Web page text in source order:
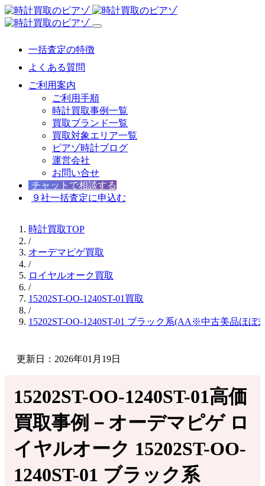
一括査定の特徴
よくある質問
ご利用案内
ご利用手順
時計買取事例一覧
買取ブランド一覧
買取対象エリア一覧
ピアゾ時計ブログ
運営会社
お問い合せ
チャットで相談する
９社一括査定に申込む
時計買取TOP
/
オーデマピゲ買取
/
ロイヤルオーク買取
/
15202ST-OO-1240ST-01買取
/
15202ST-OO-1240ST-01 ブラック系(AA※中古美品ほぼ
更新日：2026年01月19日
15202ST-OO-1240ST-01高価
買取事例－オーデマピゲ ロ
イヤルオーク 15202ST-OO-
1240ST-01 ブラック系